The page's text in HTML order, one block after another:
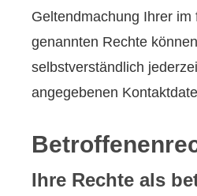
Geltendmachung Ihrer im
genannten Rechte
selbstverständlich
angegebenen
Ihre Rechte als